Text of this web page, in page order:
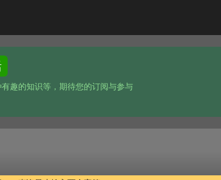
趣的知识等，期待您的订阅与参与